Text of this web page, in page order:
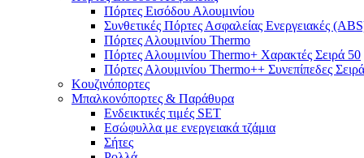
Πόρτες Eισόδου Αλουμινίου
Συνθετικές Πόρτες Ασφαλείας Ενεργειακές
Πόρτες Αλουμινίου Thermo
Πόρτες Αλουμινίου Thermo+ Χαρακτές Σειρά 50
Πόρτες Αλουμινίου Thermo++ Συνεπίπεδες
Κουζινόπορτες
Μπαλκονόπορτες & Παράθυρα
Ενδεικτικές τιμές SET
Εσώφυλλα με ενεργειακά τζάμια
Σήτες